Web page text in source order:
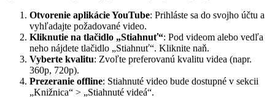
Otvorenie aplikácie YouTube: Prihláste sa do svojho účtu a
vyhľadajte požadované video.
Kliknutie na tlačidlo „Stiahnuť“: Pod videom alebo vedľa
neho nájdete tlačidlo „Stiahnuť“. Kliknite naň.
Vyberte kvalitu: Zvoľte preferovanú kvalitu videa (napr.
360p, 720p).
Prezeranie offline: Stiahnuté video bude dostupné v sekcii
„Knižnica“ > „Stiahnuté videá“.